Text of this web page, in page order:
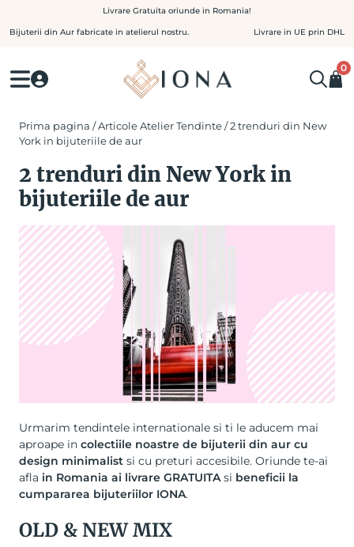
to
Livrare Gratuita oriunde in Romania!
Bijuterii din Aur fabricate in atelierul nostru. Livrare in UE prin DHL
0
Prima pagina /Articole Atelier Tendinte/ 2 trenduri din New
York in bijuteriile de aur
2 trenduri din New York in
bijuteriile de aur
Urmarim tendintele internationale si ti le aducem mai
aproape in colectiile noastre de bijuterii din aur cu
design minimalist si cu preturi accesibile. Oriunde te-ai
afla in Romania ai livrare GRATUITAsi beneficii la
cumpararea bijuteriilor IONA.
OLD & NEW MIX